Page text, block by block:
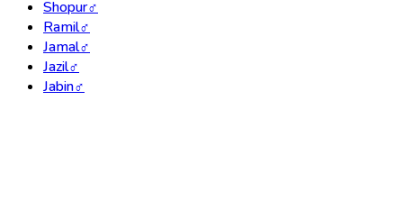
Shopur♂
Ramil♂
Jamal♂
Jazil♂
Jabin♂